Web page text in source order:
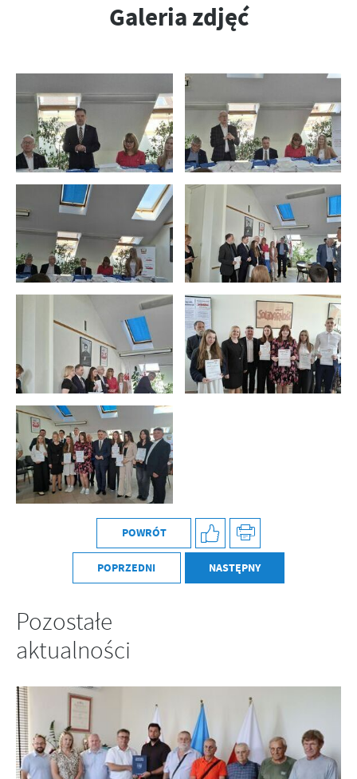
Galeria zdjęć
POWRÓT
POPRZEDNI NASTĘPNY
Pozostałe
aktualności